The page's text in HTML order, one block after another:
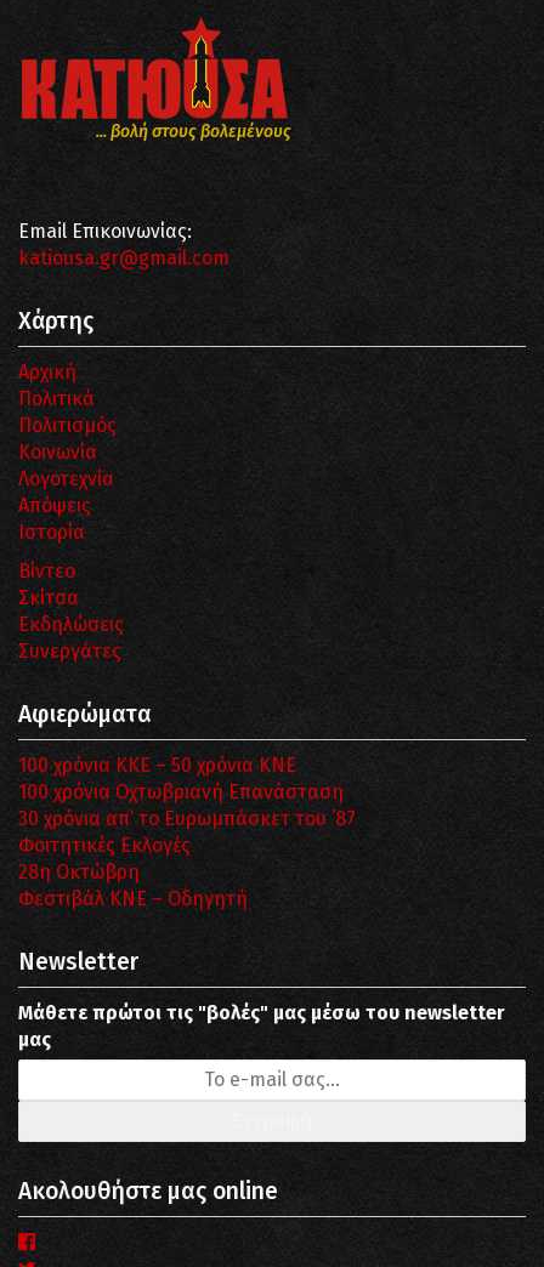
... βολή στους βολεμένους
Email Επικοινωνίας:
katiousa.gr@gmail.com
Χάρτης
Αρχική
Πολιτικά
Πολιτισμός
Κοινωνία
Λογοτεχνία
Απόψεις
Ιστορία
Βίντεο
Σκίτσα
Εκδηλώσεις
Συνεργάτες
Αφιερώματα
100 χρόνια ΚΚΕ – 50 χρόνια ΚΝΕ
100 χρόνια Οχτωβριανή Επανάσταση
30 χρόνια απ’ το Ευρωμπάσκετ του ΄87
Φοιτητικές Εκλογές
28η Οκτώβρη
Φεστιβάλ ΚΝΕ – Οδηγητή
Newsletter
Μάθετε πρώτοι τις "βολές" μας μέσω του newsletter
μας
Ακολουθήστε μας online